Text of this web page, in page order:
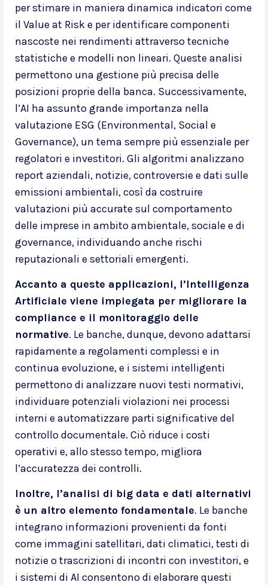
per stimare in maniera dinamica indicatori come
il Value at Risk e per identificare componenti
nascoste nei rendimenti attraverso tecniche
statistiche e modelli non lineari. Queste analisi
permettono una gestione più precisa delle
posizioni proprie della banca. Successivamente,
l’AI ha assunto grande importanza nella
valutazione ESG (Environmental, Social e
Governance), un tema sempre più essenziale per
regolatori e investitori. Gli algoritmi analizzano
report aziendali, notizie, controversie e dati sulle
emissioni ambientali, così da costruire
valutazioni più accurate sul comportamento
delle imprese in ambito ambientale, sociale e di
governance, individuando anche rischi
reputazionali e settoriali emergenti.
Accanto a queste applicazioni, l’Intelligenza
Artificiale viene impiegata per migliorare la
compliance e il monitoraggio delle
normative. Le banche, dunque, devono adattarsi
rapidamente a regolamenti complessi e in
continua evoluzione, e i sistemi intelligenti
permettono di analizzare nuovi testi normativi,
individuare potenziali violazioni nei processi
interni e automatizzare parti significative del
controllo documentale. Ciò riduce i costi
operativi e, allo stesso tempo, migliora
l’accuratezza dei controlli.
Inoltre, l’analisi di big data e dati alternativi
è un altro elemento fondamentale. Le banche
integrano informazioni provenienti da fonti
come immagini satellitari, dati climatici, testi di
notizie o trascrizioni di incontri con investitori, e
i sistemi di AI consentono di elaborare questi